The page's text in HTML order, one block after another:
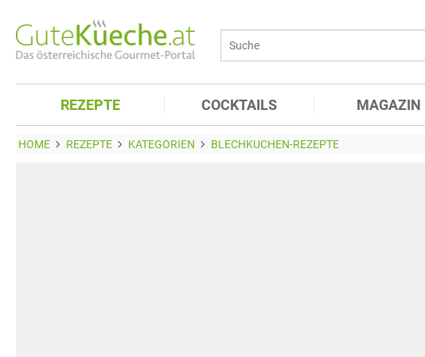
REZEPTE COCKTAILS MAGAZIN
HOME REZEPTE KATEGORIEN BLECHKUCHEN-REZEPTE